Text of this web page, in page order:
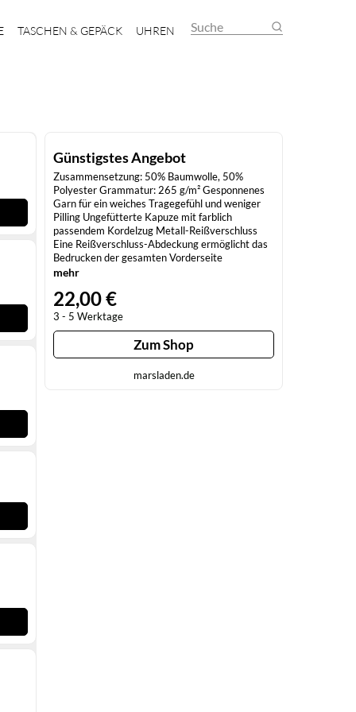
TASCHEN & GEPÄCK UHREN Suche
Günstigstes Angebot
Zusammensetzung: 50% Baumwolle, 50%
Polyester Grammatur: 265 g/m² Gesponnenes
Garn für ein weiches Tragegefühl und weniger
Pilling Ungefütterte Kapuze mit farblich
passendem Kordelzug Metall-Reißverschluss
Eine Reißverschluss-Abdeckung ermöglicht das
Bedrucken der gesamten Vorderseite
Doppelnaht-Beuteltasche für zusätzliche
Armausschnitt, Kragen, Bund und
Ärmelabschluss 1x1-Ripp mit Elastan für mehr
Stretch und Stabilität Klassischer Schnitt, ohne
Seitennähte Heraustrennbares Etikett
mehr
22,00 €
3 - 5 Werktage
Zum Shop
marsladen.de